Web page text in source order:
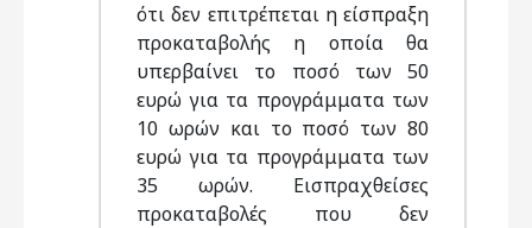
ότι δεν επιτρέπεται η είσπραξη
προκαταβολής η οποία θα
υπερβαίνει το ποσό των 50
ευρώ για τα προγράμματα των
10 ωρών και το ποσό των 80
ευρώ για τα προγράμματα των
35 ωρών. Εισπραχθείσες
προκαταβολές που δεν